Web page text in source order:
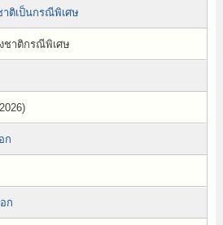
ติเป็นกรณีพิเศษ
ชาติกรณีพิเศษ
ก
ก